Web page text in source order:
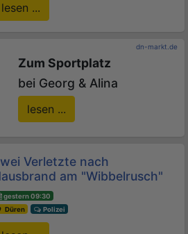
lesen ...
dn-markt.de
Zum Sportplatz
bei Georg & Alina
lesen ...
Verletzte nach
am "Wibbelrusch"
gestern 09:30
Düren
Polizei